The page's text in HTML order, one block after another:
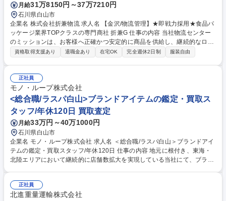
月給31万8150円～37万7210円
石川県白山市
企業名 株式会社折兼物流 求人名 【金沢/物流管理】★即戦力採用★食品パ
ッケージ業界TOPクラスの専門商社 折兼G 仕事の内容 当社物流センター
のミッションは、お客様へ正確かつ安定的に商品を供給し、継続的なロー
コスト運営体制を構築することです。これらを通じて、営業部門が獲得し
など社内外関係者との円滑な折衝・情報共有を通じ、業務を推進します。
■ローコスト物流：在庫ロケーションやスタッフ労務管理、改善業務で庫
内生産性を向上させます。また、配送先・ルートの調整や運送会社との折
衝により配送効率の最大化を図ります。 募集職種 【金沢/物流管理】★即
戦力採用★食品パッケージ業界TOPクラスの専門商社 折兼G
資格取得支援あり 退職金あり 在宅OK 完全週休2日制 服装自由
正社員
モノ・ループ株式会社
<総合職/ラスパ白山>ブランドアイテムの鑑定・買取ス
タッフ/年休120日 買取査定
月給33万円～40万1000円
石川県白山市
企業名 モノ・ループ株式会社 求人名 ＜総合職/ラスパ白山＞ブランドアイ
テムの鑑定・買取スタッフ/年休120日 仕事の内容 地元に根付き、東海・
北陸エリアにおいて継続的に店舗数拡大を実現している当社にて、ブラン
(シフト管理及びメンバーマネジメント) ■お客様対応:ご来店のお客様が持
ち込んだ商品の買取査定をお任せ！ 【買取商材】ポケモンカード/ブラン
正社員
北進重量運輸株式会社